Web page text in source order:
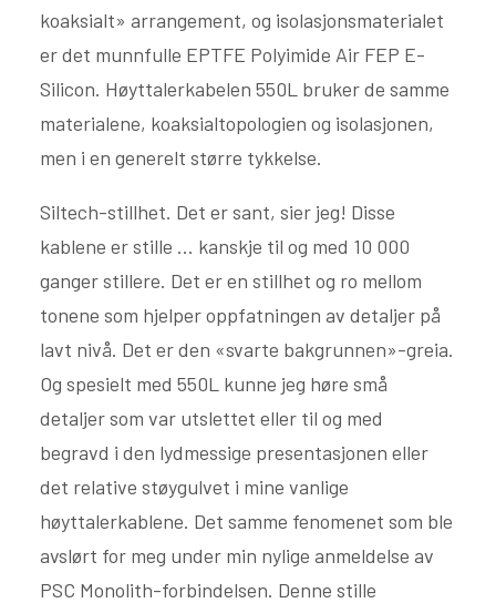
koaksialt» arrangement, og isolasjonsmaterialet
er det munnfulle EPTFE Polyimide Air FEP E-
Silicon. Høyttalerkabelen 550L bruker de samme
materialene, koaksialtopologien og isolasjonen,
men i en generelt større tykkelse.
Siltech-stillhet. Det er sant, sier jeg! Disse
kablene er stille ... kanskje til og med 10 000
ganger stillere. Det er en stillhet og ro mellom
tonene som hjelper oppfatningen av detaljer på
lavt nivå. Det er den «svarte bakgrunnen»-greia.
Og spesielt med 550L kunne jeg høre små
detaljer som var utslettet eller til og med
begravd i den lydmessige presentasjonen eller
det relative støygulvet i mine vanlige
høyttalerkablene. Det samme fenomenet som ble
avslørt for meg under min nylige anmeldelse av
PSC Monolith-forbindelsen. Denne stille